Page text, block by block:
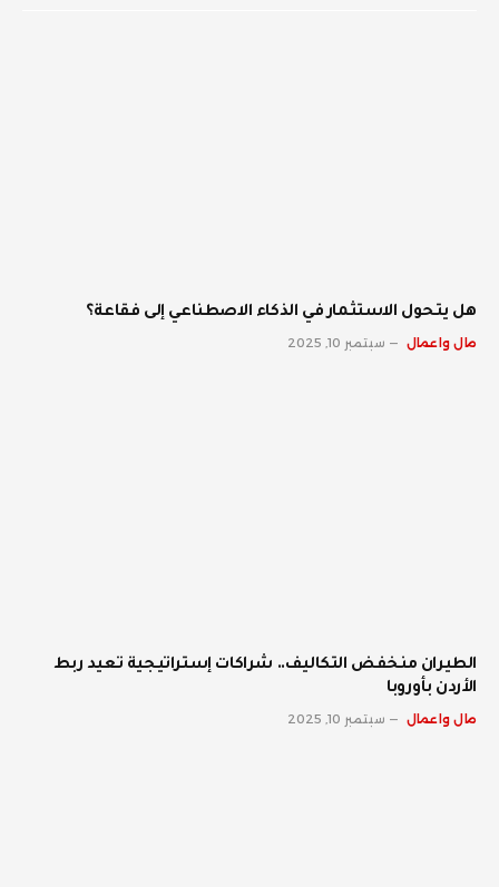
هل يتحول الاستثمار في الذكاء الاصطناعي إلى فقاعة؟
مال واعمال سبتمبر 10, 2025
الطيران منخفض التكاليف.. شراكات إستراتيجية تعيد ربط
الأردن بأوروبا
مال واعمال سبتمبر 10, 2025